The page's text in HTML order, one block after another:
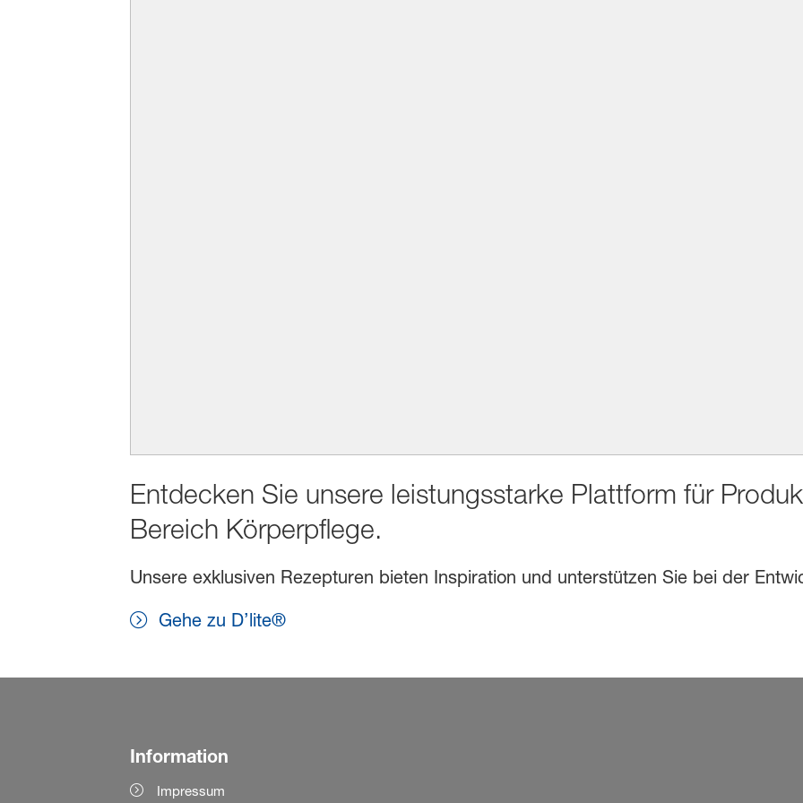
Entdecken Sie unsere leistungsstarke Plattform für
Bereich Körperpflege.
Unsere exklusiven Rezepturen bieten Inspiration und unterstützen Sie bei der
Gehe zu D’lite®
Information
Impressum